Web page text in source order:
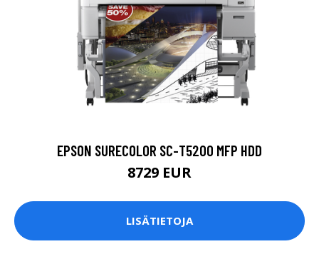
EPSON SURECOLOR SC-T5200 MFP HDD
8729 EUR
LISÄTIETOJA